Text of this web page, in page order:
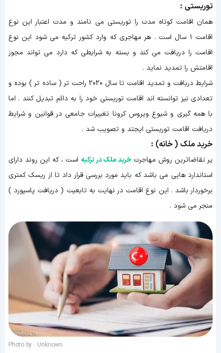
توریستی :
همان اقامت کوتاه مدت را توریستی می نامند و مدت اعتبار این نوع
اقامت 1 سال است . هر مهاجری که وارد کشور ترکیه می شود این نوع
اقامت را دریافت می کند و بسته به شرایطی که دارد می تواند مجوز
اقامتش را تمدید نماید .
شرایط دربافت و تمدید اقامت تا سال 2020 راحت تر ( ساده تر ) بوده و
تعدادی نیز توانسته اند اقامت توریستی خود را به دائم تبدیل کنند . اما
با همه گیری و شیوع ویروس کرونا تغییرات جامعی در قوانین و شرایط
دریافت اقامت توریستی ایجتد و تصویب شد .
خرید ملک ( خانه) :
پر تقاضاترین روش مهاجرتخرید ملک در ترکیه است ، که این روند دارای
استاندارد هایی می باشد که باید مورد بررسی قرار داد تا از ریسک کمتری
برخوردار باشد . این نوع اقامت در نهایت به تابعیت ( دریافت پاسپورد )
منجر می شود .
Photo by : Unknown